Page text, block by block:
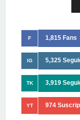
F 1,815 Fans
IG 5,325
TK 3,919
YT 974